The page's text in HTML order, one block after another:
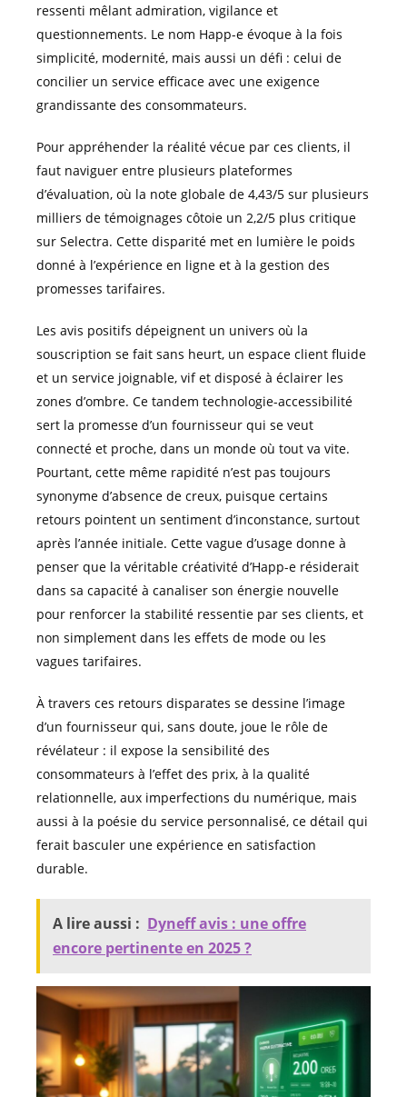
ressenti mêlant admiration, vigilance et
questionnements. Le nom Happ-e évoque à la fois
simplicité, modernité, mais aussi un défi : celui de
concilier un service efficace avec une exigence
grandissante des consommateurs.
Pour appréhender la réalité vécue par ces clients, il
faut naviguer entre plusieurs plateformes
d’évaluation, où la note globale de 4,43/5 sur plusieurs
milliers de témoignages côtoie un 2,2/5 plus critique
sur Selectra. Cette disparité met en lumière le poids
donné à l’expérience en ligne et à la gestion des
promesses tarifaires.
Les avis positifs dépeignent un univers où la
souscription se fait sans heurt, un espace client fluide
et un service joignable, vif et disposé à éclairer les
zones d’ombre. Ce tandem technologie-accessibilité
sert la promesse d’un fournisseur qui se veut
connecté et proche, dans un monde où tout va vite.
Pourtant, cette même rapidité n’est pas toujours
synonyme d’absence de creux, puisque certains
retours pointent un sentiment d’inconstance, surtout
après l’année initiale. Cette vague d’usage donne à
penser que la véritable créativité d’Happ-e résiderait
dans sa capacité à canaliser son énergie nouvelle
pour renforcer la stabilité ressentie par ses clients, et
non simplement dans les effets de mode ou les
vagues tarifaires.
À travers ces retours disparates se dessine l’image
d’un fournisseur qui, sans doute, joue le rôle de
révélateur : il expose la sensibilité des
consommateurs à l’effet des prix, à la qualité
relationnelle, aux imperfections du numérique, mais
aussi à la poésie du service personnalisé, ce détail qui
ferait basculer une expérience en satisfaction
durable.
A lire aussi : Dyneff avis : une offre
encore pertinente en 2025 ?